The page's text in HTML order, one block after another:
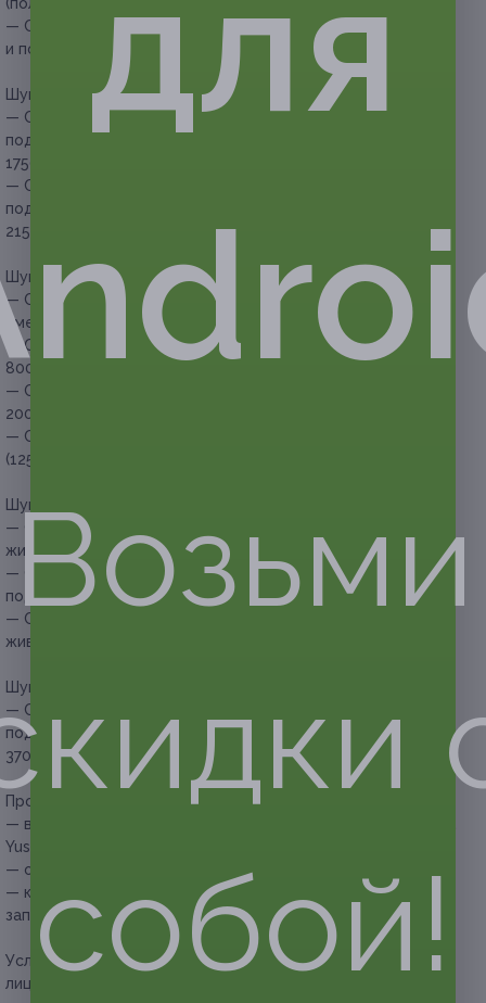
— Скидка 51% на шугаринг зоны глубокого бикини
и подмышечных впадин (661 руб. вместо 1350 руб.)
Шугаринг трех зон для женщин:
— Скидка 52% на шугаринг зоны глубокого бикини,
подмышечных впадин и ног (до колен) (840 руб. вместо
1750 руб.)
— Скидка 52% на шугаринг зоны глубокого бикини,
подмышечных впадин и ног (полностью) (1032 руб. вместо
2150 руб.)
Шугаринг одной зоны для мужчин:
— Скидка 50% на шугаринг подмышечных впадин (200 руб.
вместо 400 руб.)
— Скидка 50% на шугаринг зоны живота (400 руб. вместо
800 руб.)
— Скидка 50% на шугаринг зоны бикини (1000 руб. вместо
2000 руб.)
— Скидка 50% на шугаринг зоны глубокого бикини
(1250 руб. вместо 2500 руб.)
Шугаринг двух зон для мужчин:
— Скидка 51% на шугаринг подмышечных впадин и зоны
живота (588 руб. вместо 1200 руб.)
— Скидка 51% на шугаринг зоны глубокого бикини
подмышечных впадин (1421 руб. вместо 2900 руб.)
— Скидка 51% на шугаринг зоны глубокого бикини и зоны
живота (1617 руб. вместо 3300 руб.)
Шугаринг трех зон для мужчин:
— Скидка 52% на шугаринг зоны глубокого бикини,
подмышечных впадин и зоны живота (1776 руб. вместо
3700 руб.)
Прочие условия:
— в работе используются материалы фирм M.Aklive, Aravia,
Yuskiss;
— обязательна предварительная запись по телефону;
— клиент обязан сообщить об отмене или переносе
записи не менее чем за 12 часов.
Услуга предоставляется только совершеннолетним
лицам.
для
Возьми
собой!